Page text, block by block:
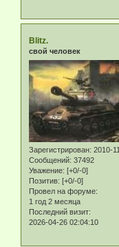
Blitz.
свой человек
Зарегистрирован: 2010-
Сообщений: 37492
Уважение: [+0/-0]
Позитив: [+0/-0]
Провел на форуме:
1 год 2 месяца
Последний визит:
2026-04-26 02:04:10